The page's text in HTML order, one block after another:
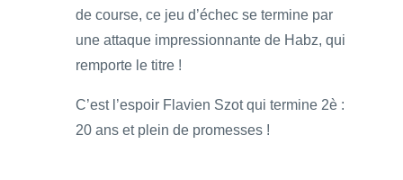
de course, ce jeu d’échec se termine par
une attaque impressionnante de Habz, qui
remporte le titre !
C’est l’espoir Flavien Szot qui termine 2è :
20 ans et plein de promesses !